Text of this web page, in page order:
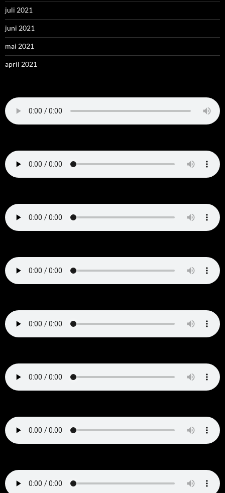
juli 2021
juni 2021
mai 2021
april 2021